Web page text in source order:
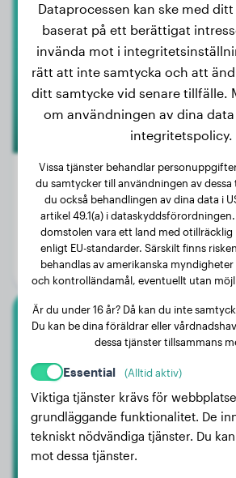
Koda
Vikt:
Ålder:
Kön:
Dogue De
Wacko
Dataprocessen kan ske med
baserat på ett berättigat
invända mot i
rätt att inte samtycka och att
ditt samtycke vid senare tillfälle.
om användningen av dina
integritetspolicy.
Vissa tjänster behandlar
du samtycker till användningen av
du också behandlingen av dina data i
artikel 49.1(a) i dataskyddsförordningen.
domstolen vara ett land med otillräcklig
enligt EU-standarder. Särskilt finns
behandlas av amerikanska
och kontrolländamål, eventuellt utan
Är du under 16 år? Då kan du inte
Du kan be dina föräldrar eller
dessa tjänster tillsammans
Essential (Alltid aktiv)
Viktiga tjänster krävs för
grundläggande funktionalitet. De
tekniskt nödvändiga tjänster. Du
mot dessa tjänster.